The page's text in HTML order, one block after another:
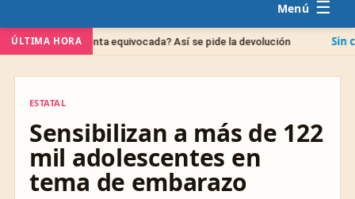
☰
ÚLTIMA HORA
cuenta equivocada? Así se pide la devolución Sin categoría
ESTATAL
Sensibilizan a más de 122
mil adolescentes en
tema de embarazo